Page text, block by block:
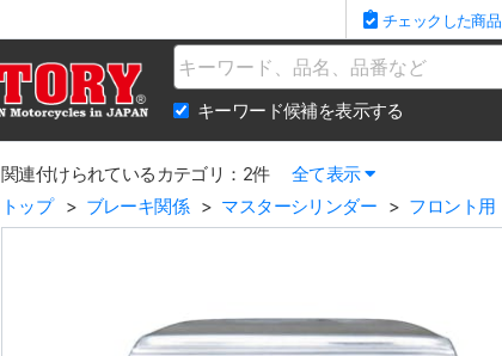
チェックした商品
Name
キーワード候補を表示する
関連付けられているカテゴリ：2件
全て表示
トップ
ブレーキ関係 マスターシリンダー フロント用